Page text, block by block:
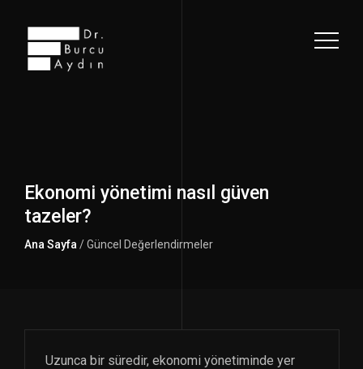
Ekonomi yönetimi nasıl güven
tazeler?
Ana Sayfa / Güncel Değerlendirmeler
Uzunca bir süredir, ekonomi yönetiminde yer